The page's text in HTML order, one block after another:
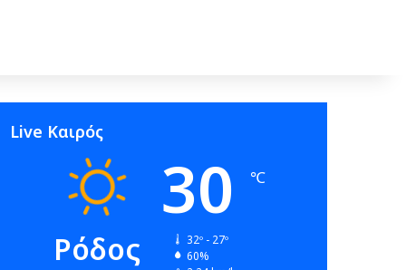
Live Καιρός
Ρόδος
30 ℃
32º - 27º
60%